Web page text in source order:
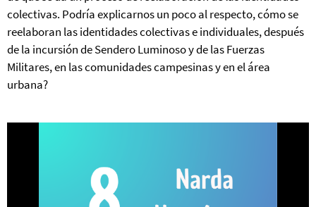
colectivas. Podría explicarnos un poco al respecto, cómo se
reelaboran las identidades colectivas e individuales, después
de la incursión de Sendero Luminoso y de las Fuerzas
Militares, en las comunidades campesinas y en el área
urbana?